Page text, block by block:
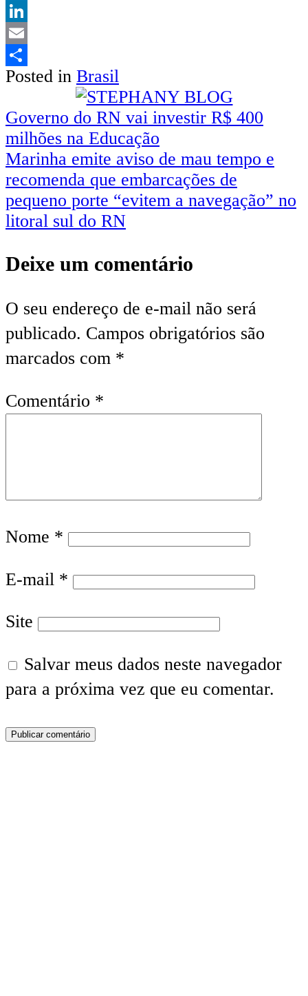
Twitter
LinkedIn
Email
Share
Posted in Brasil
Governo do RN vai investir R$ 400
milhões na Educação
Marinha emite aviso de mau tempo e
recomenda que embarcações de
pequeno porte “evitem a navegação” no
litoral sul do RN
Deixe um comentário
O seu endereço de e-mail não será
publicado. Campos obrigatórios são
marcados com *
Comentário *
Nome *
E-mail *
Site
Salvar meus dados neste navegador
para a próxima vez que eu comentar.